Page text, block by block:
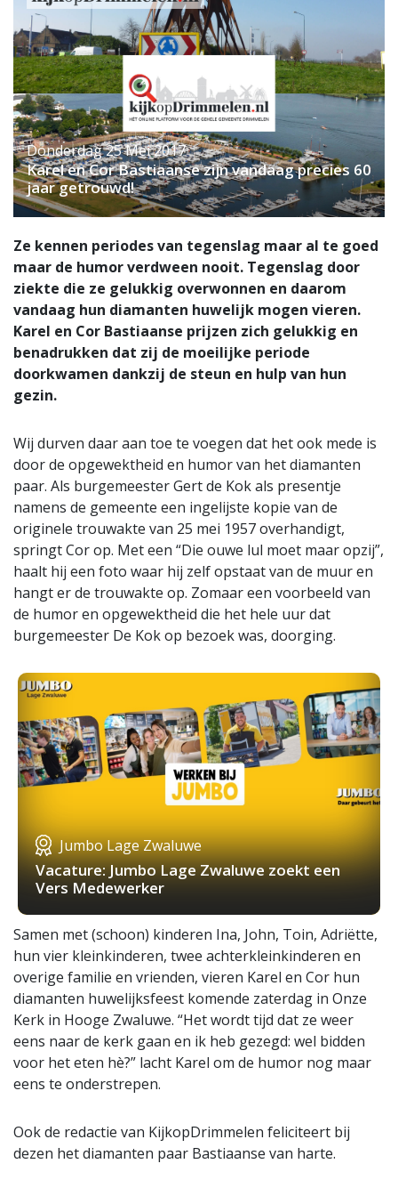
Donderdag 25 Mei 2017
Karel en Cor Bastiaanse zijn vandaag precies 60
jaar getrouwd!
Ze kennen periodes van tegenslag maar al te goed
maar de humor verdween nooit. Tegenslag door
ziekte die ze gelukkig overwonnen en daarom
vandaag hun diamanten huwelijk mogen vieren.
Karel en Cor Bastiaanse prijzen zich gelukkig en
benadrukken dat zij de moeilijke periode
doorkwamen dankzij de steun en hulp van hun
gezin.
Wij durven daar aan toe te voegen dat het ook mede is
door de opgewektheid en humor van het diamanten
paar. Als burgemeester Gert de Kok als presentje
namens de gemeente een ingelijste kopie van de
originele trouwakte van 25 mei 1957 overhandigt,
springt Cor op. Met een “Die ouwe lul moet maar opzij”,
haalt hij een foto waar hij zelf opstaat van de muur en
hangt er de trouwakte op. Zomaar een voorbeeld van
de humor en opgewektheid die het hele uur dat
burgemeester De Kok op bezoek was, doorging.
Jumbo Lage Zwaluwe
Vacature: Jumbo Lage Zwaluwe zoekt een
Vers Medewerker
Samen met (schoon) kinderen Ina, John, Toin, Adriëtte,
hun vier kleinkinderen, twee achterkleinkinderen en
overige familie en vrienden, vieren Karel en Cor hun
diamanten huwelijksfeest komende zaterdag in Onze
Kerk in Hooge Zwaluwe. “Het wordt tijd dat ze weer
eens naar de kerk gaan en ik heb gezegd: wel bidden
voor het eten hè?” lacht Karel om de humor nog maar
eens te onderstrepen.
Ook de redactie van KijkopDrimmelen feliciteert bij
dezen het diamanten paar Bastiaanse van harte.